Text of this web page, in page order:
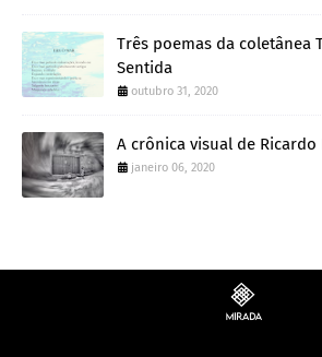
Três poemas da coletânea
Sentida
outubro 31, 2020
A crônica visual de Ricardo
janeiro 06, 2020